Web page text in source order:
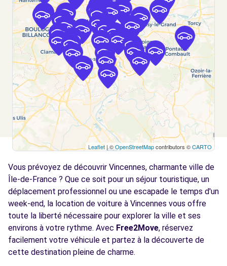
Voir l'agence
Free2Move Rent - AUTO SPECIALITES -
PARIS (C)
3.2
km
42 RUE BELGRAND
PARIS, 75020
Voir l'agence
Free2Move Rent - SARL MOAT
AUTOMOBILES - CHARENTON-LE-PONT (C)
km
29 RUE DE VERDUN
CHARENTON-LE-PONT, 94220
Voir l'agence
Free2Move Rent - LOCARSON - PARIS (P)
166-168 RUE DE CHARONNE
Leaflet| ©OpenStreetMapcontributors ©CARTO
Vous prévoyez de découvrir Vincennes, charmante ville de
Île-de-France ? Que ce soit pour un séjour touristique, un
déplacement professionnel ou une escapade le temps d'un
week-end, la location de voiture à Vincennes vous offre
toute la liberté nécessaire pour explorer la ville et ses
environs à votre rythme. Avec Free2Move, réservez
facilement votre véhicule et partez à la découverte de
cette destination pleine de charme.